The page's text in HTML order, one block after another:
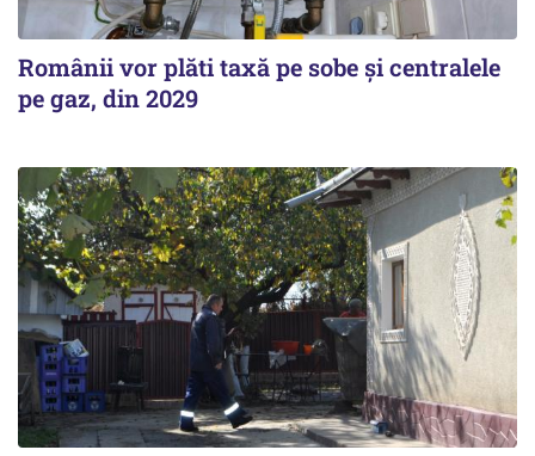
Românii vor plăti taxă pe sobe şi centralele
pe gaz, din 2029